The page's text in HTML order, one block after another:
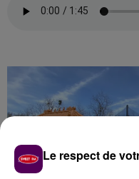
Le respect de